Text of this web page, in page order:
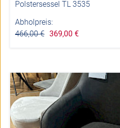
Polstersessel TL 3535
Abholpreis:
466,00 € 369,00 €